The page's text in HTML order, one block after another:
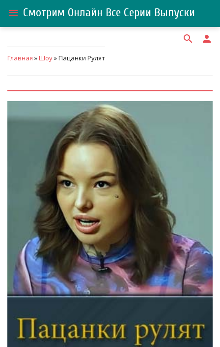
menu Смотрим Онлайн Все Серии Выпуски
search person
Главная »Шоу» Пацанки Рулят